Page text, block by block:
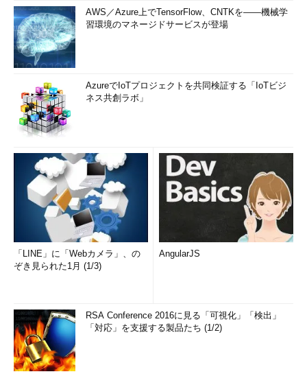
AWS／Azure上でTensorFlow、CNTKを――機械学
習環境のマネージドサービスが登場
AzureでIoTプロジェクトを共同検証する「IoTビジ
ネス共創ラボ」
「LINE」に「Webカメラ」、の
ぞき見られた1月 (1/3)
AngularJS
RSA Conference 2016に見る「可視化」「検出」
「対応」を支援する製品たち (1/2)